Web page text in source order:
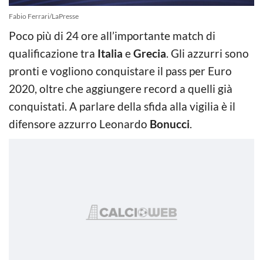
Fabio Ferrari/LaPresse
Poco più di 24 ore all’importante match di
qualificazione tra Italia eGrecia. Gli azzurri sono
pronti e vogliono conquistare il pass per Euro
2020, oltre che aggiungere record a quelli già
conquistati. A parlare della sfida alla vigilia è il
difensore azzurro Leonardo Bonucci.